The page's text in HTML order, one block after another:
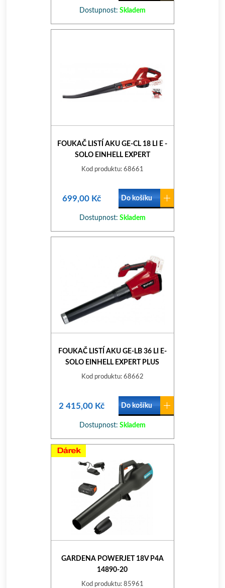
Dostupnost: Skladem
FOUKAČ LISTÍ AKU GE-CL 18 LI E -
SOLO EINHELL EXPERT
Kod produktu: 68661
699,00 Kč Do košíku
Dostupnost: Skladem
FOUKAČ LISTÍ AKU GE-LB 36 LI E-
SOLO EINHELL EXPERT PLUS
Kod produktu: 68662
2 415,00 Kč Do košíku
Dostupnost: Skladem
GARDENA POWERJET 18V P4A
14890-20
Kod produktu: 85961